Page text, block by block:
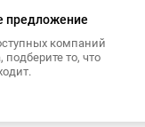
предложение
компаний
подберите то, что